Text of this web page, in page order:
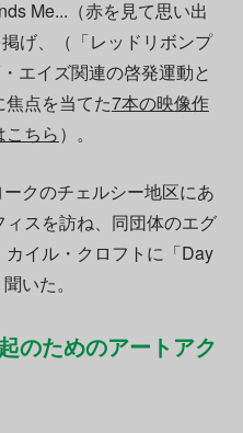
Me...（赤を見て思い出
げ、（「レッドリボンプ
エイズ関連の啓発運動と
点を当てた7本の映像作
こちら）。
クのチェルシー地区にあ
スを訪ね、同団体のエグ
イル・クロフトに「Day
いた。
のためのアートアク